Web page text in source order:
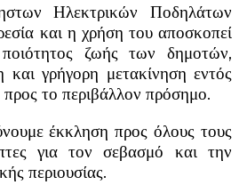
Ηλεκτρικών Ποδηλάτων
και η χρήση του αποσκοπεί
ζωής των δημοτών,
και γρήγορη μετακίνηση εντός
το περιβάλλον πρόσημο.
έκκληση προς όλους τους
για τον σεβασμό και την
περιουσίας.